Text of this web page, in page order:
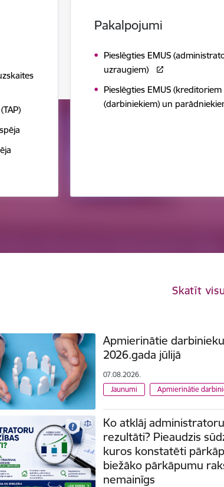
Pakalpojumi
Pieslēgties EMUS
uzraugiem)
Pieslēgties EMUS (kreditoriem
(darbiniekiem) un
Skatīt
Apmierinātie
2026.gada jūlijā
07.08.2026.
Jaunumi
Apmierinātie
Ko atklāj
rezultāti? Pieaudzis
kuros konstatēti
biežāko pārkāpumu
nemainīgs